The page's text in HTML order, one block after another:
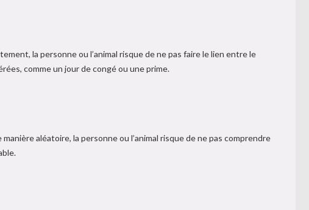
la personne ou l’animal risque de ne pas faire le lien entre le
comme un jour de congé ou une prime.
aléatoire, la personne ou l’animal risque de ne pas comprendre